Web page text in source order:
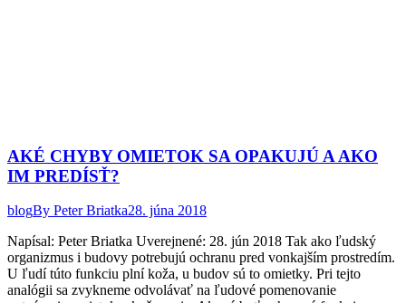
AKÉ CHYBY OMIETOK SA OPAKUJÚ A AKO
IM PREDÍSŤ?
blogBy Peter Briatka28. júna 2018
Napísal: Peter Briatka Uverejnené: 28. jún 2018 Tak ako ľudský
organizmus i budovy potrebujú ochranu pred vonkajším prostredím.
U ľudí túto funkciu plní koža, u budov sú to omietky. Pri tejto
analógii sa zvykneme odvolávať na ľudové pomenovanie